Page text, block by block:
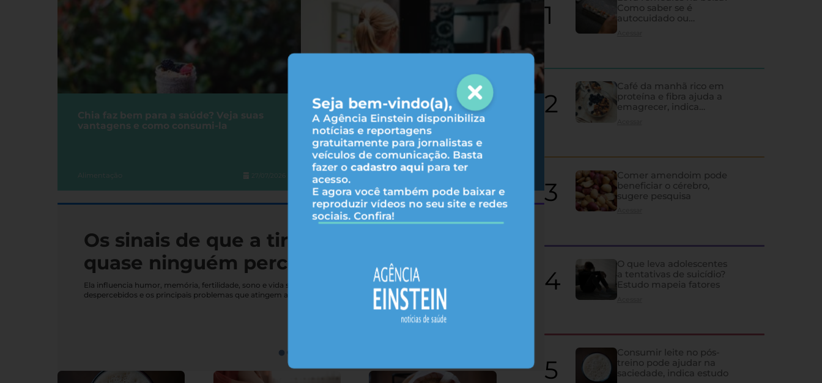
Seja bem-vindo(a),
A Agência Einstein disponibiliza
notícias e reportagens
gratuitamente para jornalistas e
veículos de comunicação. Basta
fazer ocadastro aqui para ter
acesso.
E agora você também pode baixar e
reproduzir vídeos no seu site e redes
sociais. Confira!
Chia faz bem para a saúde? Veja suas
vantagens e como consumi-la
Alimentação 27/07/2026
Hipertrofia: 6 fatores que influenciam
nos resultados do treino
Atividade física
Os sinais de que a tireoide não vai bem — e
quase ninguém percebe
Ela influencia humor, memória, fertilidade, sono e vida sexual; conheça sintomas que costumam passar
despercebidos e os principais problemas que atingem a glândula
Idosos podem estar
do que deveriam, alerta
Artigo aponta que níveis considerados normais da vitamina podem
Como saber se é
autocuidado ou
hipocondria
Acessar
Café da manhã rico em
proteína e fibra ajuda a
emagrecer, indica
Comer amendoim pode
beneficiar o cérebro,
sugere pesquisa
Acessar
O que leva adolescentes
a tentativas de suicídio?
Estudo mapeia fatores
Acessar
Consumir leite no pós-
treino pode ajudar na
saciedade, indica estudo